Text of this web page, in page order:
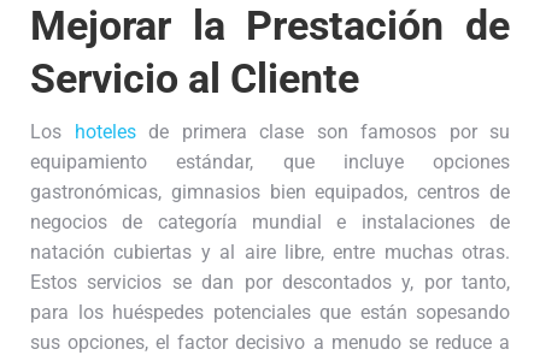
Mejorar la Prestación de
Servicio al Cliente
Los hoteles de primera clase son famosos por su
equipamiento estándar, que incluye opciones
gastronómicas, gimnasios bien equipados, centros de
negocios de categoría mundial e instalaciones de
natación cubiertas y al aire libre, entre muchas otras.
Estos servicios se dan por descontados y, por tanto,
para los huéspedes potenciales que están sopesando
sus opciones, el factor decisivo a menudo se reduce a